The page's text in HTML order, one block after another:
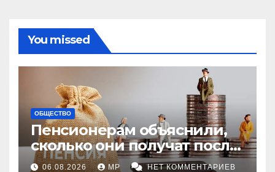
You missed
ОБЩЕСТВО
Пенсионерам объяснили,
сколько они получат после
индексации
06.08.2026 MP НЕТ КОММЕНТАРИЕВ